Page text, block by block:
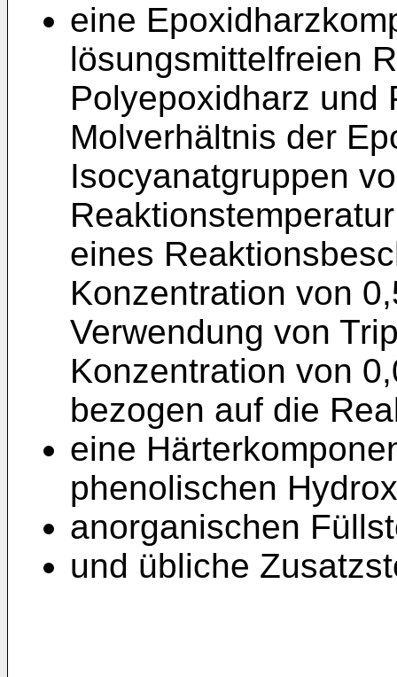
eine
lösungsmittelfreien
Polyepoxidharz und
Molverhältnis der
Isocyanatgruppen
eines
Konzentration von
Verwendung von
Konzentration von
bezogen auf die
eine
phenolischen
anorganischen
und übliche